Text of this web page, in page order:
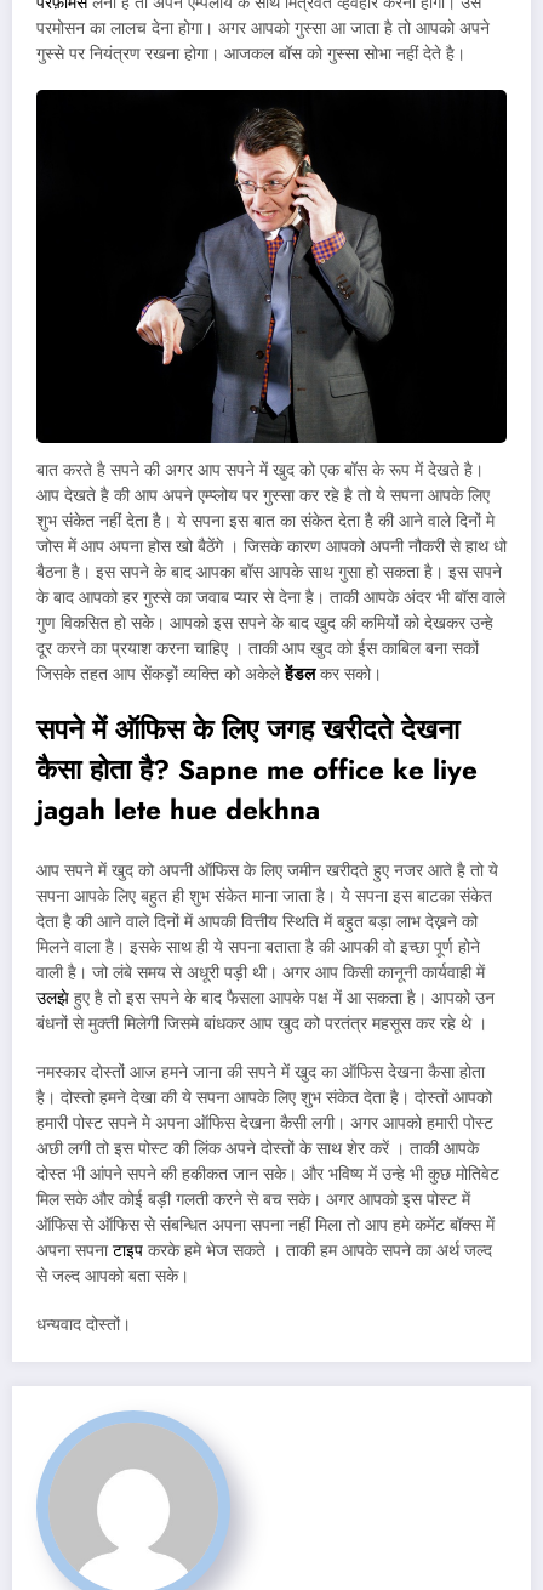
परमोसन का लालच देना होगा। अगर आपको गुस्सा आ जाता है तो आपको अपने
गुस्से पर नियंत्रण रखना होगा। आजकल बॉस को गुस्सा सोभा नहीं देते है।
बात करते है सपने की अगर आप सपने में खुद को एक बॉस के रूप में देखते है।
आप देखते है की आप अपने एम्प्लोय पर गुस्सा कर रहे है तो ये सपना आपके लिए
शुभ संकेत नहीं देता है। ये सपना इस बात का संकेत देता है की आने वाले दिनों मे
जोस में आप अपना होस खो बैठेंगे । जिसके कारण आपको अपनी नौकरी से हाथ धो
बैठना है। इस सपने के बाद आपका बॉस आपके साथ गुसा हो सकता है। इस सपने
के बाद आपको हर गुस्से का जवाब प्यार से देना है। ताकी आपके अंदर भी बॉस वाले
गुण विकसित हो सके। आपको इस सपने के बाद खुद की कमियों को देखकर उन्हे
दूर करने का प्रयाश करना चाहिए । ताकी आप खुद को ईस काबिल बना सकों
जिसके तहत आप सेंकड़ों व्यक्ति को अकेलेहेंडलकर सको।
सपने में ऑफिस के लिए जगह खरीदते देखना
कैसा होता है? Sapne me office ke liye
jagah lete hue dekhna
आप सपने में खुद को अपनी ऑफिस के लिए जमीन खरीदते हुए नजर आते है तो ये
सपना आपके लिए बहुत ही शुभ संकेत माना जाता है। ये सपना इस बाटका संकेत
देता है की आने वाले दिनों में आपकी वित्तीय स्थिति में बहुत बड़ा लाभ देख्नने को
मिलने वाला है। इसके साथ ही ये सपना बताता है की आपकी वो इच्छा पूर्ण होने
वाली है। जो लंबे समय से अधूरी पड़ी थी। अगर आप किसी कानूनी कार्यवाही में
उलझे हुए है तो इस सपने के बाद फैसला आपके पक्ष में आ सकता है। आपको उन
बंधनों से मुक्ती मिलेगी जिसमे बांधकर आप खुद को परतंत्र महसूस कर रहे थे ।
नमस्कार दोस्तों आज हमने जाना की सपने में खुद का ऑफिस देखना कैसा होता
है। दोस्तो हमने देखा की ये सपना आपके लिए शुभ संकेत देता है। दोस्तों आपको
हमारी पोस्ट सपने मे अपना ऑफिस देखना कैसी लगी। अगर आपको हमारी पोस्ट
अछी लगी तो इस पोस्ट की लिंक अपने दोस्तों के साथ शेर करें । ताकी आपके
दोस्त भी आंपने सपने की हकीकत जान सके। और भविष्य में उन्हे भी कुछ मोतिवेट
मिल सके और कोई बड़ी गलती करने से बच सके। अगर आपको इस पोस्ट में
ऑफिस से ऑफिस से संबन्धित अपना सपना नहीं मिला तो आप हमे कमेंट बॉक्स में
अपना सपनाटाइप करके हमे भेज सकते । ताकी हम आपके सपने का अर्थ जल्द
से जल्द आपको बता सके।
धन्यवाद दोस्तों।